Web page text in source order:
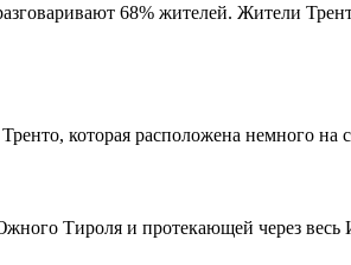
68% жителей. Жители
которая расположена немного
Тироля и протекающей через весь